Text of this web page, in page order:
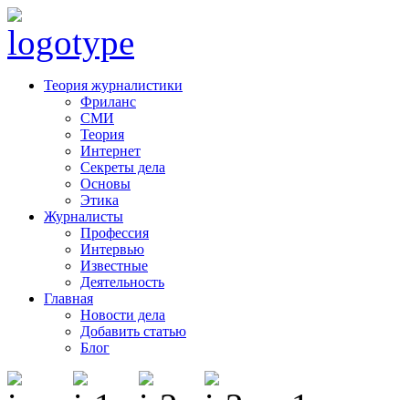
Теория журналистики
Фриланс
СМИ
Теория
Интернет
Секреты дела
Основы
Этика
Журналисты
Профессия
Интервью
Известные
Деятельность
Главная
Новости дела
Добавить статью
Блог